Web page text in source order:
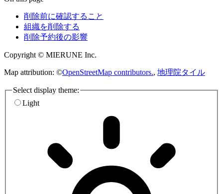
削除前に確認すること
組織を削除する
削除予約後の影響
Copyright © MIERUNE Inc.
Map attribution: ©OpenStreetMap contributors., 地理院タイル
Select display theme:
Light